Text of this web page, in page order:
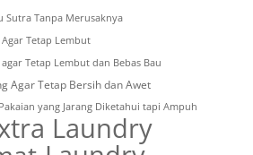
Sutra Tanpa Merusaknya
Tetap Lembut
Tetap Lembut dan Bebas Bau
Agar Tetap Bersih dan Awet
yang Jarang Diketahui tapi Ampuh
Laundry